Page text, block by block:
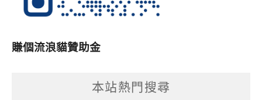
賺個流浪貓贊助金
本站熱門搜尋